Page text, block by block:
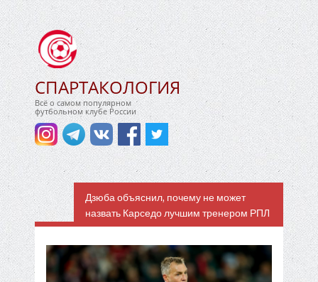
СПАРТАКОЛОГИЯ
Всё о самом популярном
футбольном клубе России
Дзюба объяснил, почему не может
назвать Карседо лучшим тренером РПЛ